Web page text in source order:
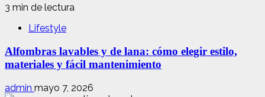
3 min de lectura
Lifestyle
Alfombras lavables y de lana: cómo elegir estilo,
materiales y fácil mantenimiento
admin mayo 7, 2026